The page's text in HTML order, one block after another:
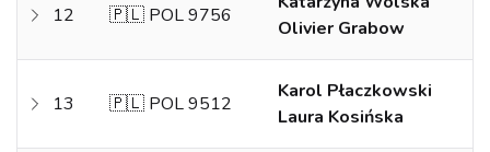
12 🇵🇱 POL 9756
Olivier Grabow
13 🇵🇱 POL 9512
Karol Płaczkowski
Laura Kosińska